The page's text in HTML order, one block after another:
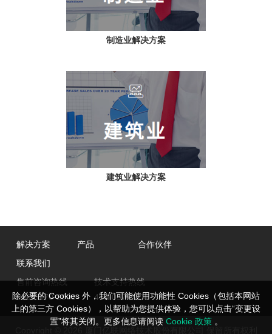
制造业解决方案
建筑业解决方案
解决方案 产品
合作伙伴
联系我们
售前咨询热线
0592-570-2000
技术支持热线
400-057-0200
除必要的 Cookies 外，我们可能使用功能性 Cookies（包括本网站
上的第三方 Cookies），以帮助为您提供体验，您可以点击“变更设
置”将其关闭。更多信息请阅读 Cookie 政策 。